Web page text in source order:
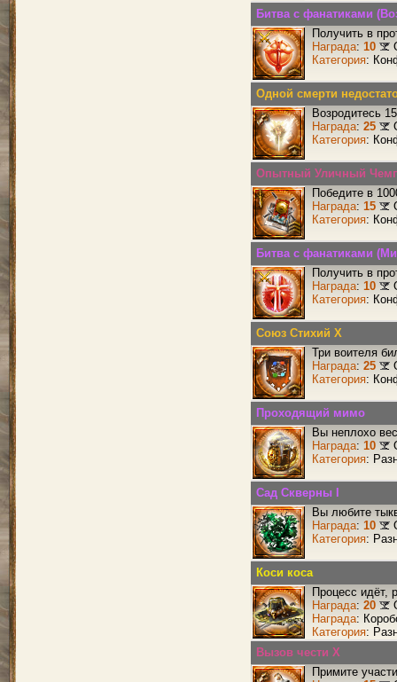
Битва с фанатиками
Получить в
Награда: 10
Категория:
Одной смерти
Возродитесь
Награда: 25
Категория:
Опытный Уличный
Победите в
Награда: 15
Категория:
Битва с фанатиками
Получить в
Награда: 10
Категория:
Союз Стихий X
Три воителя
Награда: 25
Категория:
Проходящий мимо
Вы неплохо
Награда: 10
Категория:
Сад Скверны I
Вы любите
Награда: 10
Категория:
Коси коса
Процесс идёт,
Награда: 20
Награда:
Категория:
Вызов чести X
Примите